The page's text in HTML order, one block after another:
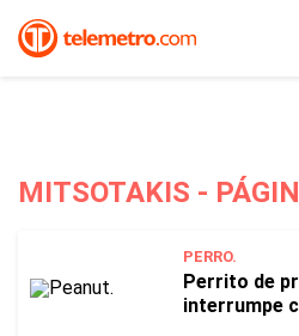
MITSOTAKIS -
PERRO.
Perrito de
interrumpe